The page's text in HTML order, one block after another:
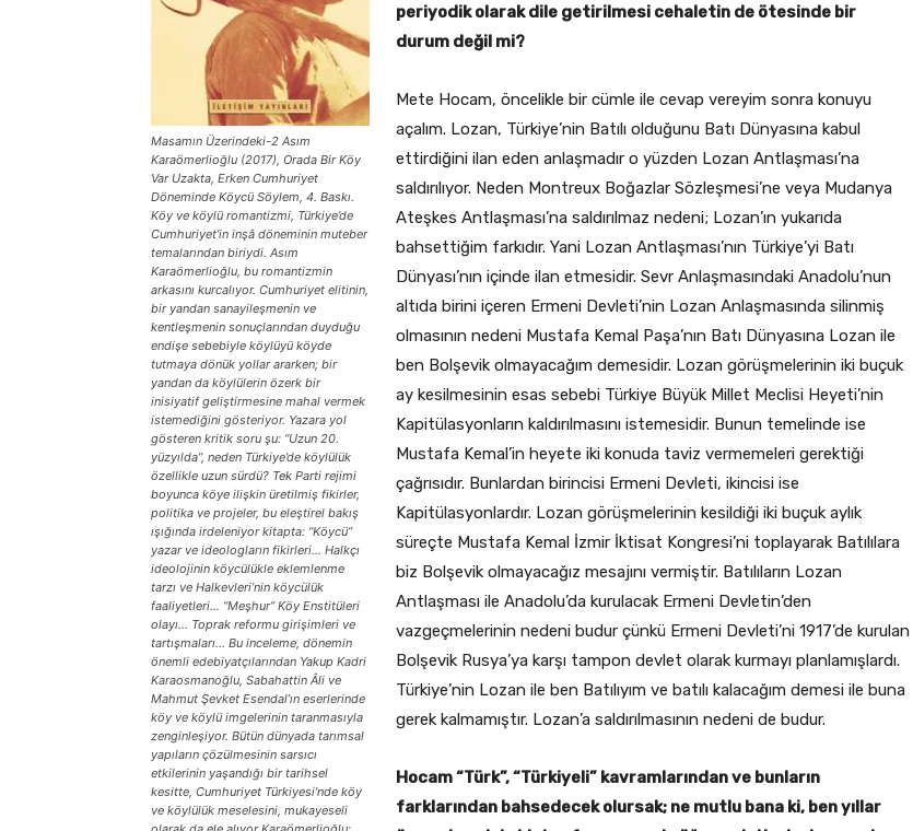
Masamın Üzerindeki-2 Asım
Karaömerlioğlu (2017), Orada Bir Köy
Var Uzakta, Erken Cumhuriyet
Döneminde Köycü Söylem, 4. Baskı.
Köy ve köylü romantizmi, Türkiye’de
Cumhuriyet’in inşâ döneminin muteber
temalarından biriydi. Asım
Karaömerlioğlu, bu romantizmin
arkasını kurcalıyor. Cumhuriyet elitinin,
bir yandan sanayileşmenin ve
kentleşmenin sonuçlarından duyduğu
endişe sebebiyle köylüyü köyde
tutmaya dönük yollar ararken; bir
yandan da köylülerin özerk bir
inisiyatif geliştirmesine mahal vermek
istemediğini gösteriyor. Yazara yol
gösteren kritik soru şu: “Uzun 20.
yüzyılda”, neden Türkiye’de köylülük
özellikle uzun sürdü? Tek Parti rejimi
boyunca köye ilişkin üretilmiş fikirler,
politika ve projeler, bu eleştirel bakış
ışığında irdeleniyor kitapta: “Köycü”
yazar ve ideologların fikirleri… Halkçı
ideolojinin köycülükle eklemlenme
tarzı ve Halkevleri’nin köycülük
faaliyetleri… “Meşhur” Köy Enstitüleri
olayı… Toprak reformu girişimleri ve
tartışmaları… Bu inceleme, dönemin
önemli edebiyatçılarından Yakup Kadri
Karaosmanoğlu, Sabahattin Âli ve
Mahmut Şevket Esendal’ın eserlerinde
köy ve köylü imgelerinin taranmasıyla
zenginleşiyor. Bütün dünyada tarımsal
yapıların çözülmesinin sarsıcı
etkilerinin yaşandığı bir tarihsel
kesitte, Cumhuriyet Türkiyesi’nde köy
ve köylülük meselesini, mukayeseli
periyodik olarak dile getirilmesi cehaletin de ötesinde bir
durum değil mi?
Mete Hocam, öncelikle bir cümle ile cevap vereyim sonra konuyu
açalım. Lozan, Türkiye’nin Batılı olduğunu Batı Dünyasına kabul
ettirdiğini ilan eden anlaşmadır o yüzden Lozan Antlaşması’na
saldırılıyor. Neden Montreux Boğazlar Sözleşmesi’ne veya Mudanya
Ateşkes Antlaşması’na saldırılmaz nedeni; Lozan’ın yukarıda
bahsettiğim farkıdır. Yani Lozan Antlaşması’nın Türkiye’yi Batı
Dünyası’nın içinde ilan etmesidir. Sevr Anlaşmasındaki Anadolu’nun
altıda birini içeren Ermeni Devleti’nin Lozan Anlaşmasında silinmiş
olmasının nedeni Mustafa Kemal Paşa’nın Batı Dünyasına Lozan ile
ben Bolşevik olmayacağım demesidir. Lozan görüşmelerinin iki buçuk
ay kesilmesinin esas sebebi Türkiye Büyük Millet Meclisi Heyeti’nin
Kapitülasyonların kaldırılmasını istemesidir. Bunun temelinde ise
Mustafa Kemal’in heyete iki konuda taviz vermemeleri gerektiği
çağrısıdır. Bunlardan birincisi Ermeni Devleti, ikincisi ise
Kapitülasyonlardır. Lozan görüşmelerinin kesildiği iki buçuk aylık
süreçte Mustafa Kemal İzmir İktisat Kongresi’ni toplayarak Batılılara
biz Bolşevik olmayacağız mesajını vermiştir. Batılıların Lozan
Antlaşması ile Anadolu’da kurulacak Ermeni Devletin’den
vazgeçmelerinin nedeni budur çünkü Ermeni Devleti’ni 1917’de kurulan
Bolşevik Rusya’ya karşı tampon devlet olarak kurmayı planlamışlardı.
Türkiye’nin Lozan ile ben Batılıyım ve batılı kalacağım demesi ile buna
gerek kalmamıştır. Lozan’a saldırılmasının nedeni de budur.
Hocam “Türk”, “Türkiyeli” kavramlarından ve bunların
farklarından bahsedecek olursak; ne mutlu bana ki, ben yıllar